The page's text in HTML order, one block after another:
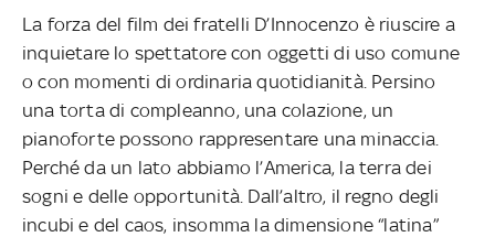
La forza del film dei fratelli D’Innocenzo è riuscire a
inquietare lo spettatore con oggetti di uso comune
o con momenti di ordinaria quotidianità. Persino
una torta di compleanno, una colazione, un
pianoforte possono rappresentare una minaccia.
Perché da un lato abbiamo l’America, la terra dei
sogni e delle opportunità. Dall’altro, il regno degli
incubi e del caos, insomma la dimensione “latina”